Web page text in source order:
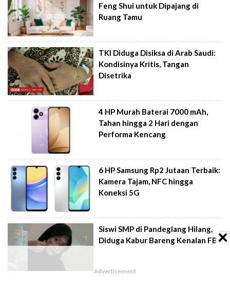
Feng Shui untuk Dipajang di
Ruang Tamu
TKI Diduga Disiksa di Arab Saudi:
Kondisinya Kritis, Tangan
Disetrika
4 HP Murah Baterai 7000 mAh,
Tahan hingga 2 Hari dengan
Performa Kencang
6 HP Samsung Rp2 Jutaan Terbaik:
Kamera Tajam, NFC hingga
Koneksi 5G
Siswi SMP di Pandeglang Hilang,
Diduga Kabur Bareng Kenalan FB